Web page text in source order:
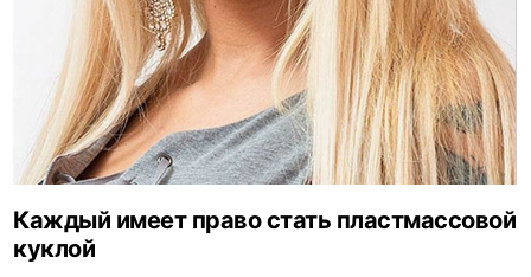
Каждый имеет право стать пластмассовой
куклой